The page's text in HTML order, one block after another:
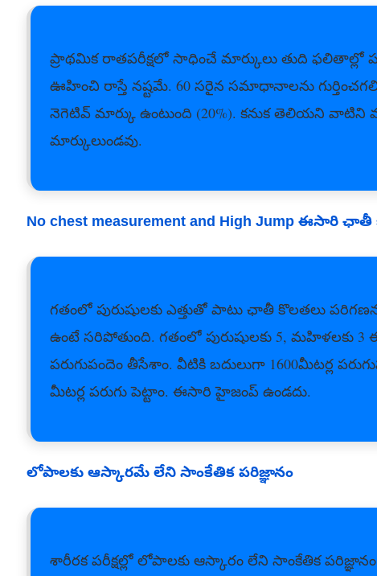
ప్రాథమిక రాతపరీక్షలో సాధించే మార్కులు తుది
ఊహించి రాస్తే నష్టమే. 60 సరైన సమాధానాలను
నెగెటివ్‌ మార్కు ఉంటుంది (20%). కనుక తెలియని
మార్కులుండవు.
No chest measurement and High Jump ఈసారి
గతంలో పురుషులకు ఎత్తుతో పాటు ఛాతీ కొలతలు
ఉంటే సరిపోతుంది. గతంలో పురుషులకు 5, మహిళలకు 3
పరుగుపందెం తీసేశాం. వీటికి బదులుగా 1600మీటర్ల
మీటర్ల పరుగు పెట్టాం. ఈసారి హైజంప్‌ ఉండదు.
లోపాలకు ఆస్కారమే లేని సాంకేతిక పరిజ్ఞానం
శారీరక పరీక్షల్లో లోపాలకు ఆస్కారం లేని సాంకేతిక